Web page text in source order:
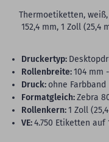
Thermoetiketten,
152,4 mm, 1 Zoll (25,4
Druckertyp:
Rollenbreite:104 mm -
Druck: ohne Farbband
Formatgleich:Zebra
Rollenkern:1 Zoll
VE:4.750 Etiketten auf